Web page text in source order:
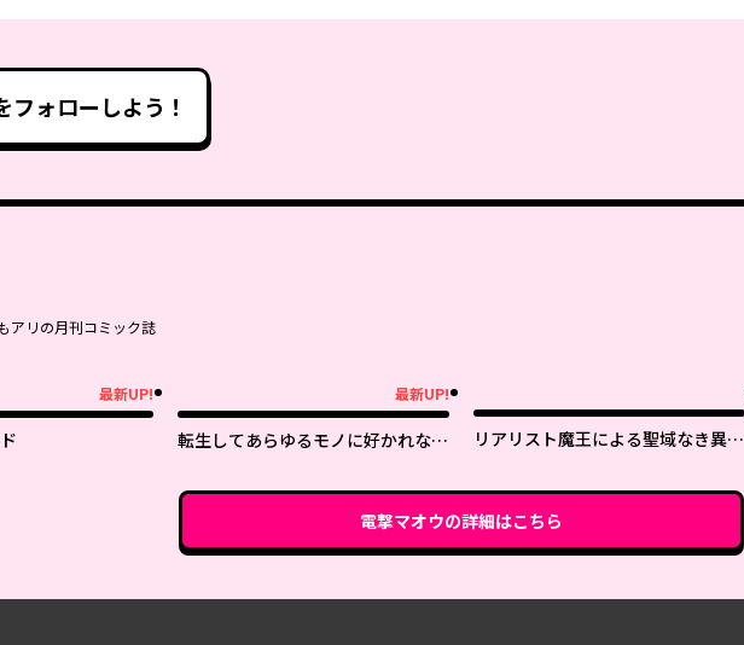
フォローしよう！
アリの月刊コミック誌
最新UP! 最新UP!
転生してあらゆるモノに好かれなが
く
リアリスト魔王による聖域なき異世
電撃マオウの詳細はこちら